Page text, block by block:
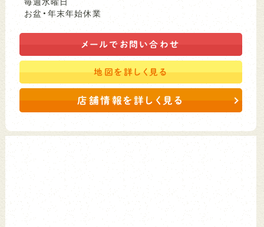
お盆・年末年始休業
メールで お問い合わせ
地図を詳しく見る
店舗情報を詳しく見る